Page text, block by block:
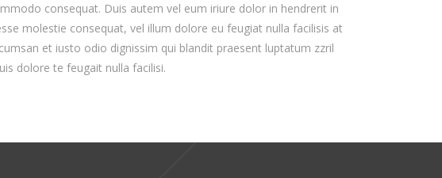
consequat. Duis autem vel eum iriure dolor in hendrerit in
molestie consequat, vel illum dolore eu feugiat nulla facilisis at
et iusto odio dignissim qui blandit praesent luptatum zzril
dolore te feugait nulla facilisi.